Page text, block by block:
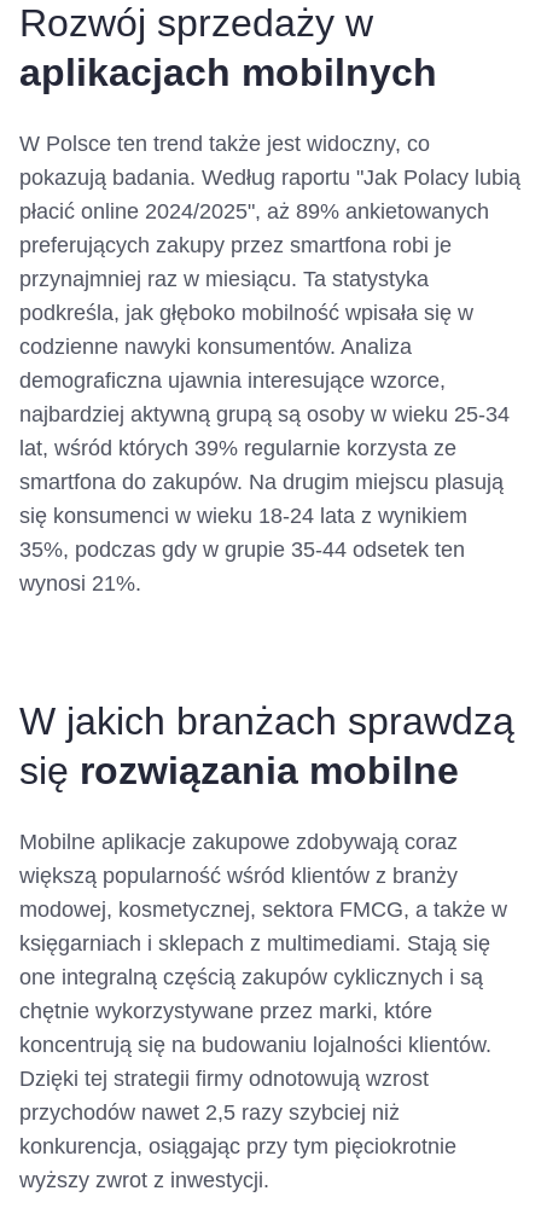
Rozwój sprzedaży w
aplikacjach mobilnych
W Polsce ten trend także jest widoczny, co
pokazują badania. Według raportu "Jak Polacy lubią
płacić online 2024/2025", aż 89% ankietowanych
preferujących zakupy przez smartfona robi je
przynajmniej raz w miesiącu. Ta statystyka
podkreśla, jak głęboko mobilność wpisała się w
codzienne nawyki konsumentów. Analiza
demograficzna ujawnia interesujące wzorce,
najbardziej aktywną grupą są osoby w wieku 25-34
lat, wśród których 39% regularnie korzysta ze
smartfona do zakupów. Na drugim miejscu plasują
się konsumenci w wieku 18-24 lata z wynikiem
35%, podczas gdy w grupie 35-44 odsetek ten
wynosi 21%.
W jakich branżach sprawdzą
się rozwiązania mobilne
Mobilne aplikacje zakupowe zdobywają coraz
większą popularność wśród klientów z branży
modowej, kosmetycznej, sektora FMCG, a także w
księgarniach i sklepach z multimediami. Stają się
one integralną częścią zakupów cyklicznych i są
chętnie wykorzystywane przez marki, które
koncentrują się na budowaniu lojalności klientów.
Dzięki tej strategii firmy odnotowują wzrost
przychodów nawet 2,5 razy szybciej niż
konkurencja, osiągając przy tym pięciokrotnie
wyższy zwrot z inwestycji.